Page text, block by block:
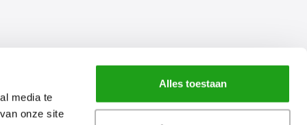
media te
onze site
Alles toestaan
Disclosure Agreement Privacy- en cookieverklaring